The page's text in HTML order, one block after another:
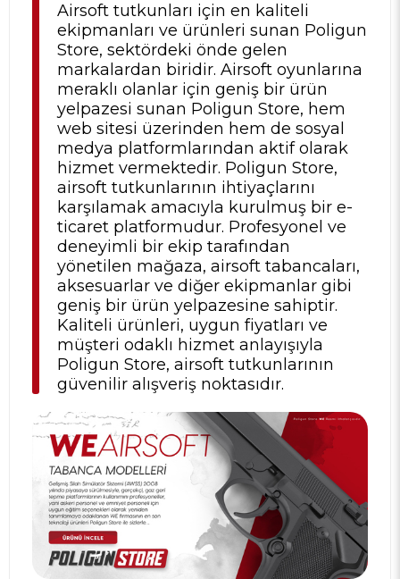
Airsoft tutkunları için en kaliteli
ekipmanları ve ürünleri sunan Poligun
Store, sektördeki önde gelen
markalardan biridir. Airsoft oyunlarına
meraklı olanlar için geniş bir ürün
yelpazesi sunan Poligun Store, hem
web sitesi üzerinden hem de sosyal
medya platformlarından aktif olarak
hizmet vermektedir. Poligun Store,
airsoft tutkunlarının ihtiyaçlarını
karşılamak amacıyla kurulmuş bir e-
ticaret platformudur. Profesyonel ve
deneyimli bir ekip tarafından
yönetilen mağaza, airsoft tabancaları,
aksesuarlar ve diğer ekipmanlar gibi
geniş bir ürün yelpazesine sahiptir.
Kaliteli ürünleri, uygun fiyatları ve
müşteri odaklı hizmet anlayışıyla
Poligun Store, airsoft tutkunlarının
güvenilir alışveriş noktasıdır.